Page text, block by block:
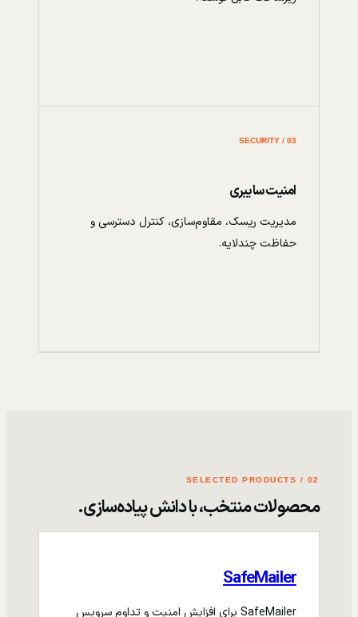
03 / SECURITY
امنیت سایبری
مدیریت ریسک، مقاوم‌سازی، کنترل دسترسی و
حفاظت چندلایه.
02 / SELECTED PRODUCTS
محصولات منتخب، با دانش پیاده‌سازی.
SafeMailer
SafeMailer برای افزایش امنیت و تداوم سرویس